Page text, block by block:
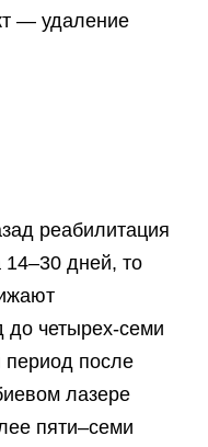
— удаление
реабилитация
дней, то
до четырех-семи
период после
лазере
пяти‒семи